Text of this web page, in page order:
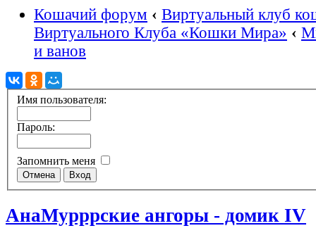
Кошачий форум ‹ Виртуальный клуб
Виртуального Клуба «Кошки Мира» ‹
и ванов
Имя пользователя:
Пароль:
Запомнить меня
АнаМурррские ангоры - домик IV